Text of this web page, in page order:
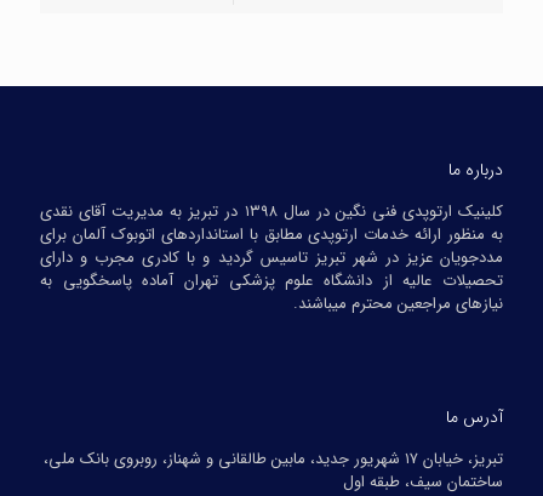
درباره ما
کلینیک ارتوپدی فنی نگین در سال ۱۳۹۸ در تبریز به مدیریت آقای نقدی
به منظور ارائه خدمات ارتوپدی مطابق با استانداردهای اتوبوک آلمان برای
مددجویان عزیز در شهر تبریز تاسیس گردید و با کادری مجرب و دارای
تحصیلات عالیه از دانشگاه علوم پزشکی تهران آماده پاسخگویی به
نیازهای مراجعین محترم میباشند.
آدرس ما
تبریز، خیابان ۱۷ شهریور جدید، مابین طالقانی و شهناز، روبروی بانک ملی،
ساختمان سیف، طبقه اول